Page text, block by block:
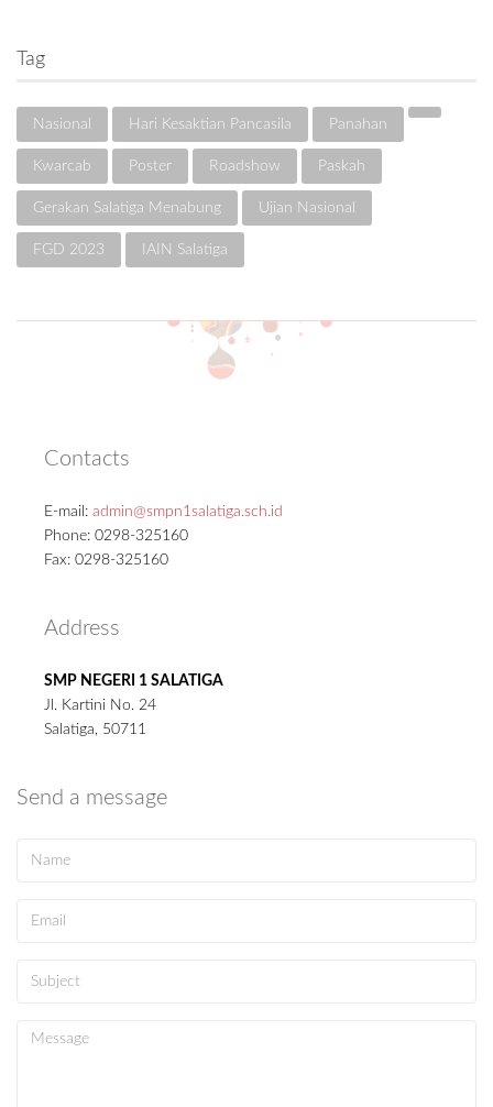
Tag
Nasional Hari Kesaktian Pancasila Panahan
Kwarcab Poster Roadshow Paskah
Gerakan Salatiga Menabung Ujian Nasional
FGD 2023 IAIN Salatiga
Contacts
E-mail: admin@smpn1salatiga.sch.id
Phone: 0298-325160
Fax: 0298-325160
Address
SMP NEGERI 1 SALATIGA
Jl. Kartini No. 24
Salatiga, 50711
Send a message